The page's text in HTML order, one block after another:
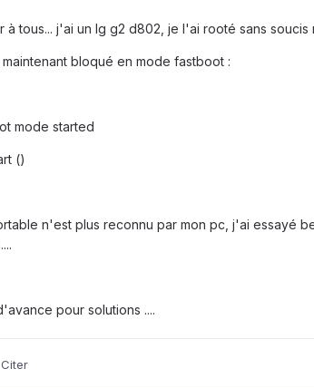
à tous... j'ai un lg g2 d802, je l'ai rooté sans
maintenant bloqué en mode fastboot :
mode started
()
n'est plus reconnu par mon pc, j'ai essayé
pour solutions ....
Citer